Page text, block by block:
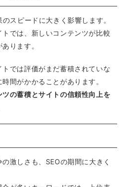
スピードに大きく影響します。
では、新しいコンテンツが比較
ります。
では評価がまだ蓄積されていな
間がかかることがあります。
の蓄積とサイトの信頼性向上を
激しさも、SEOの期間に大きく